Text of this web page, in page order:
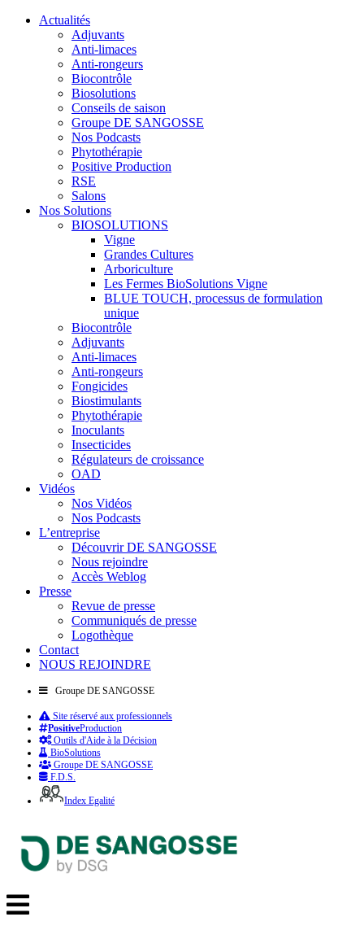
Actualités
Adjuvants
Anti-limaces
Anti-rongeurs
Biocontrôle
Biosolutions
Conseils de saison
Groupe DE SANGOSSE
Nos Podcasts
Phytothérapie
Positive Production
RSE
Salons
Nos Solutions
BIOSOLUTIONS
Vigne
Grandes Cultures
Arboriculture
Les Fermes BioSolutions Vigne
BLUE TOUCH, processus de formulation
unique
Biocontrôle
Adjuvants
Anti-limaces
Anti-rongeurs
Fongicides
Biostimulants
Phytothérapie
Inoculants
Insecticides
Régulateurs de croissance
OAD
Vidéos
Nos Vidéos
Nos Podcasts
L’entreprise
Découvrir DE SANGOSSE
Nous rejoindre
Accès Weblog
Presse
Revue de presse
Communiqués de presse
Logothèque
Contact
NOUS REJOINDRE
Groupe DE SANGOSSE
Site réservé aux professionnels
PositiveProduction
Outils d'Aide à la Décision
BioSolutions
Groupe DE SANGOSSE
F.D.S.
Index Egalité